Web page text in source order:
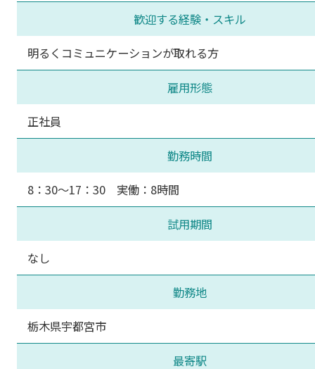
歓迎する経験・スキル
明るくコミュニケーションが取れる方
雇用形態
正社員
勤務時間
8：30～17：30 実働：8時間
試用期間
なし
勤務地
栃木県宇都宮市
最寄駅